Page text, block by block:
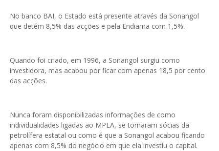
No banco BAI, o Estado está presente através da Sonangol
que detém 8,5% das acções e pela Endiama com 1,5%.
Quando foi criado, em 1996, a Sonangol surgiu como
investidora, mas acabou por ficar com apenas 18,5 por cento
das acções.
Nunca foram disponibilizadas informações de como
individualidades ligadas ao MPLA, se tornaram sócias da
petrolífera estatal ou como é que a Sonangol acabou ficando
apenas com 8,5% do negócio em que ela investiu o capital.